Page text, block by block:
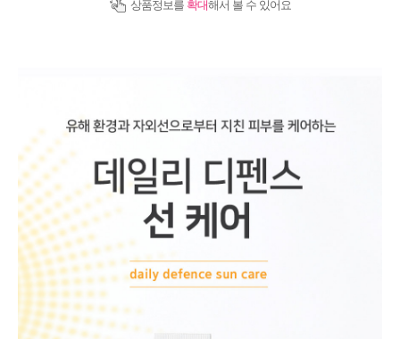
상품정보를 확대해서 볼 수 있어요